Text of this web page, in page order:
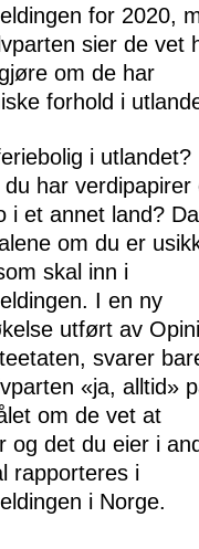
for 2020,
sier de vet
om de har
forhold i
i utlandet?
du har verdipapirer
i et annet land?
om du er
skal inn i
I en ny
utført av
svarer
«ja, alltid»
om de vet at
og det du eier i
rapporteres i
i Norge.